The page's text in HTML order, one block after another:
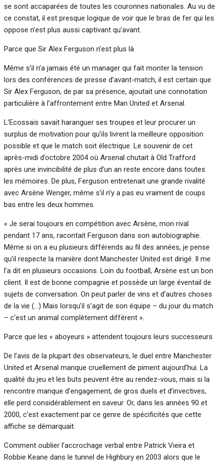
se sont accaparées de toutes les couronnes nationales. Au vu de
ce constat, il est presque logique de voir que le bras de fer qui les
oppose n’est plus aussi captivant qu’avant.
Parce que Sir Alex Ferguson n’est plus là
Même s’il n’a jamais été un manager qui fait monter la tension
lors des conférences de presse d’avant-match, il est certain que
Sir Alex Ferguson, de par sa présence, ajoutait une connotation
particulière à l’affrontement entre Man United et Arsenal.
L’Ecossais savait haranguer ses troupes et leur procurer un
surplus de motivation pour qu’ils livrent la meilleure opposition
possible et que le match soit électrique. Le souvenir de cet
après-midi d’octobre 2004 où Arsenal chutait à Old Trafford
après une invincibilité de plus d’un an reste encore dans toutes
les mémoires. De plus, Ferguson entretenait une grande rivalité
avec Arsène Wenger, même s’il n’y a pas eu vraiment de coups
bas entre les deux hommes.
« Je serai toujours en compétition avec Arsène, mon rival
pendant 17 ans, racontait Ferguson dans son autobiographie.
Même si on a eu plusieurs différends au fil des années, je pense
qu’il respecte la manière dont Manchester United est dirigé. Il me
l’a dit en plusieurs occasions. Loin du football, Arsène est un bon
client. Il est de bonne compagnie et possède un large éventail de
sujets de conversation. On peut parler de vins et d’autres choses
de la vie (…) Mais lorsqu’il s’agit de son équipe – du jour du match
– c’est un animal complètement différent ».
Parce que les « aboyeurs » attendent toujours leurs successeurs
De l’avis de la plupart des observateurs, le duel entre Manchester
United et Arsenal manque cruellement de piment aujourd’hui. La
qualité du jeu et les buts peuvent être au rendez-vous, mais si la
rencontre manque d’engagement, de gros duels et d’invectives,
elle perd considérablement en saveur. Or, dans les années 90 et
2000, c’est exactement par ce genre de spécificités que cette
affiche se démarquait.
Comment oublier l’accrochage verbal entre Patrick Vieira et
Robbie Keane dans le tunnel de Highbury en 2003 alors que le